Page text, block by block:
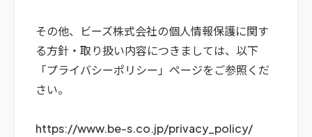
その他、ビーズ株式会社の個人情報保護に関す
る方針・取り扱い内容につきましては、以下
「プライバシーポリシー」ページをご参照くだ
さい。
https://www.be-s.co.jp/privacy_policy/